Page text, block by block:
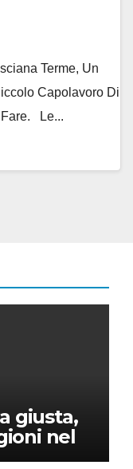
Terme, Un
Capolavoro Di
Fare. Le...
giusta,
nel